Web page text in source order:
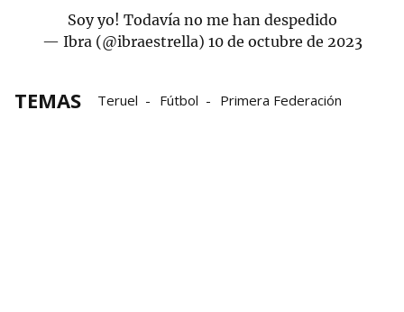
Soy yo! Todavía no me han despedido
— Ibra (@ibraestrella) 10 de octubre de 2023
TEMAS Teruel Fútbol Primera Federación